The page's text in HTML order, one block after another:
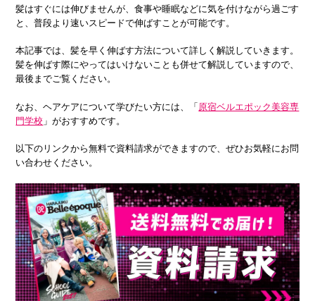
髪はすぐには伸びませんが、食事や睡眠などに気を付けながら過ごす
と、普段より速いスピードで伸ばすことが可能です。
本記事では、髪を早く伸ばす方法について詳しく解説していきます。
髪を伸ばす際にやってはいけないことも併せて解説していますので、
最後までご覧ください。
なお、ヘアケアについて学びたい方には、「原宿ベルエポック美容専
門学校 」がおすすめです。
以下のリンクから無料で資料請求ができますので、ぜひお気軽にお問
い合わせください。